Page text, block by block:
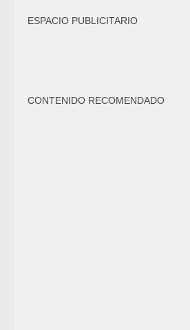
ESPACIO PUBLICITARIO
CONTENIDO RECOMENDADO